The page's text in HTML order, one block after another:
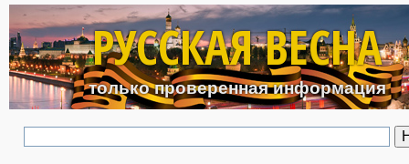
Перейти к основному
РУССКАЯ ВЕСНА
только проверенная информация